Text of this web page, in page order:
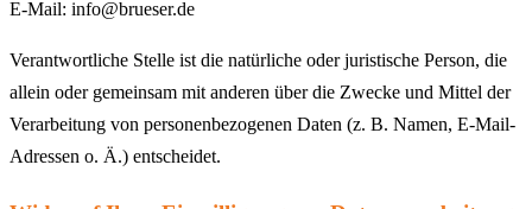
E-Mail: info@brueser.de
Verantwortliche Stelle ist die natürliche oder juristische Person, die
allein oder gemeinsam mit anderen über die Zwecke und Mittel der
Verarbeitung von personenbezogenen Daten (z. B. Namen, E-Mail-
Adressen o. Ä.) entscheidet.